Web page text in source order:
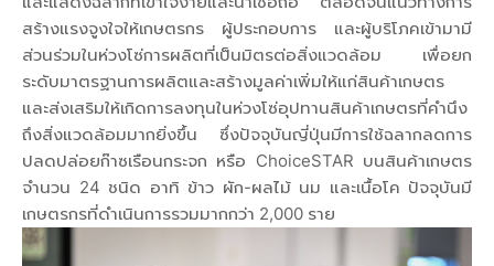
สร้างแรงจูงใจให้เกษตรกร ผู้ประกอบการ และผู้บริโภคเข้ามามี
ส่วนร่วมในห่วงโซ่การผลิตที่เป็นมิตรต่อสิ่งแวดล้อม เพื่อยก
ระดับมาตรฐานการผลิตและสร้างมูลค่าเพิ่มให้แก่สินค้าเกษตร
และส่งเสริมให้เกิดการลงทุนในห่วงโซ่อุปทานสินค้าเกษตรที่คำนึง
ถึงสิ่งแวดล้อมมากยิ่งขึ้น ซึ่งปัจจุบันญี่ปุ่นมีการใช้ฉลากลดการ
ปลดปล่อยก๊าซเรือนกระจก หรือ ChoiceSTAR บนสินค้าเกษตร
จำนวน 24 ชนิด อาทิ ข้าว ผัก-ผลไม้ นม และเนื้อโค ปัจจุบันมี
เกษตรกรที่ดำเนินการรวมมากกว่า 2,000 ราย